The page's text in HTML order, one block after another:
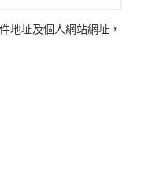
地址及個人網站網址，